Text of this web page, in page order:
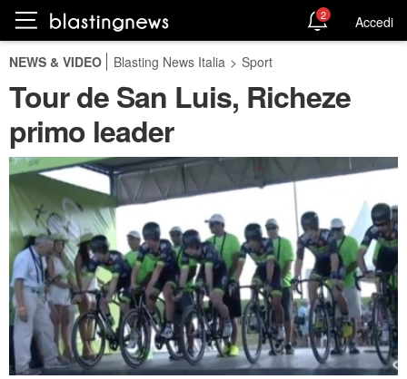
2 Accedi
NEWS & VIDEO Blasting News Italia > Sport
Tour de San Luis, Richeze
primo leader